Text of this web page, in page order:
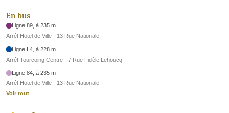
En bus
Ligne 89, à 235 m
Arrêt Hotel de Ville - 13 Rue Nationale
Ligne L4, à 228 m
Arrêt Tourcoing Centre - 7 Rue Fidèle Lehoucq
Ligne 84, à 235 m
Arrêt Hotel de Ville - 13 Rue Nationale
Voir tout